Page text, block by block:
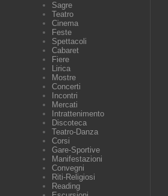
Sagre
Teatro
Cinema
Feste
Spettacoli
Cabaret
Fiere
Lirica
Mostre
Concerti
Incontri
Mercati
Intrattenimento
Discoteca
Teatro-Danza
Corsi
Gare-Sportive
Manifestazioni
Convegni
Riti-Religiosi
Reading